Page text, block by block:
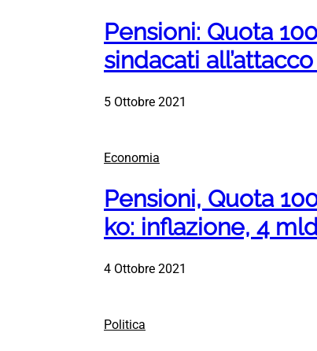
Pensioni: Quota
sindacati
5 Ottobre 2021
Economia
Pensioni, Quota
ko: inflazione, 4
4 Ottobre 2021
Politica